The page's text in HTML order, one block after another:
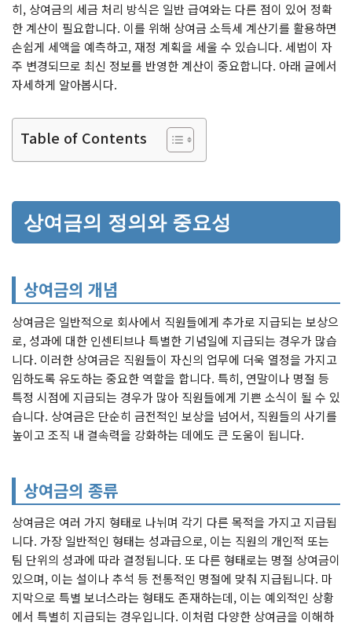
히, 상여금의 세금 처리 방식은 일반 급여와는 다른 점이 있어 정확
한 계산이 필요합니다. 이를 위해 상여금 소득세 계산기를 활용하면
손쉽게 세액을 예측하고, 재정 계획을 세울 수 있습니다. 세법이 자
주 변경되므로 최신 정보를 반영한 계산이 중요합니다. 아래 글에서
자세하게 알아봅시다.
Table of Contents
상여금의 정의와 중요성
상여금의 개념
상여금은 일반적으로 회사에서 직원들에게 추가로 지급되는 보상으
로, 성과에 대한 인센티브나 특별한 기념일에 지급되는 경우가 많습
니다. 이러한 상여금은 직원들이 자신의 업무에 더욱 열정을 가지고
임하도록 유도하는 중요한 역할을 합니다. 특히, 연말이나 명절 등
특정 시점에 지급되는 경우가 많아 직원들에게 기쁜 소식이 될 수 있
습니다. 상여금은 단순히 금전적인 보상을 넘어서, 직원들의 사기를
높이고 조직 내 결속력을 강화하는 데에도 큰 도움이 됩니다.
상여금의 종류
상여금은 여러 가지 형태로 나뉘며 각기 다른 목적을 가지고 지급됩
니다. 가장 일반적인 형태는 성과급으로, 이는 직원의 개인적 또는
팀 단위의 성과에 따라 결정됩니다. 또 다른 형태로는 명절 상여금이
있으며, 이는 설이나 추석 등 전통적인 명절에 맞춰 지급됩니다. 마
지막으로 특별 보너스라는 형태도 존재하는데, 이는 예외적인 상황
에서 특별히 지급되는 경우입니다. 이처럼 다양한 상여금을 이해하